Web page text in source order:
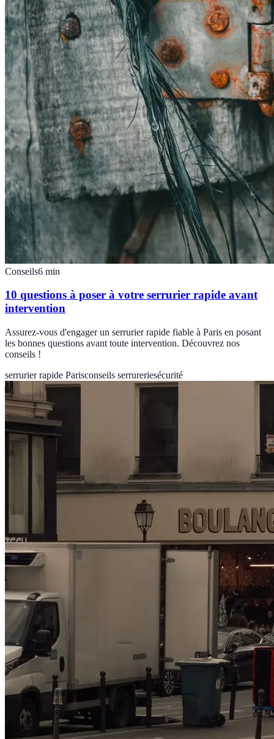
Conseils6 min
10 questions à poser à votre serrurier rapide avant
intervention
Assurez-vous d'engager un serrurier rapide fiable à Paris en posant
les bonnes questions avant toute intervention. Découvrez nos
conseils !
serrurier rapide Parisconseils serrureriesécurité